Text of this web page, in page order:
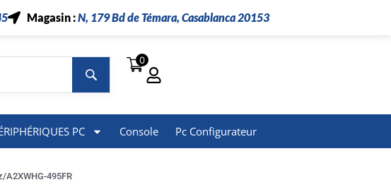
Magasin :N, 179 Bd de Témara, Casablanca 20153
Rechercher
0
PC Console Pc Configurateur
A2XWHG-495FR